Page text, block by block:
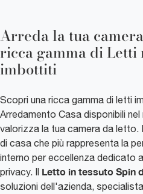
Arreda la tua
ricca gamma di
imbottiti
Scopri una ricca gamma di letti
Arredamento Casa disponibili
valorizza la tua camera da
di casa che più rappresenta la
interno per eccellenza dedicato
privacy. Il Letto in tessuto Spin
soluzioni dell'azienda,